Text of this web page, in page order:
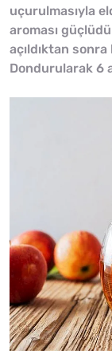
uçurulmasıyla
aroması
açıldıktan sonra
Dondurularak 6